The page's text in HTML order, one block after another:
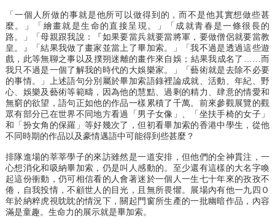
「一個人所做的事就是他所可以做得到的，而不是他其實想做些甚
麼。」「繪畫就是生命的直接呈現。」「成就青春是一條很長的
路。」「母親跟我說：『如果要當兵就要當將軍，要做僧侶就要當教
皇。』「結果我做了畫家並當上了畢加索。」「我不過是透過這些遊
戲，此等無聊之事以及撲朔迷離的畫作來自娛；結果我成名了……而
我只不過是一個了解我的時代的大娛樂家。」「藝術就是去除不必要
的事情。」上述語句分別屬於畢加索語錄裡論成就、活動、年紀、野
心、娛樂及藝術等範疇，因為他的慧黠、過剩的精力、肆意的情愛和
無窮的欲望，語句正如他的作品一樣累積了千萬。前來參觀展覽的觀
眾有部分已在世界不同地方看過「男子女像」、「坐扶手椅的女子」
和「扮女角的保羅」等好幾次了，但初看畢加索的香港中學生，從他
不同時期的作品以及豪情邁語中可能得到些甚麼？
排隊進場的莘莘學子的來訪雖然是一道安排，但他們的全神貫注，一
心想消化和吸納畢加索，仍是叫人感動的。至少還有這樣的大名字喚
起這份衝動，仍可相信看的人會著迷於一個人一生七十年來的孜孜不
倦，自我投情，不顧世人的目光，且無所畏懼。展場內有他一九四Ｏ
年於納粹虎視眈眈的情況下，關起門窗所生產的一批幽暗作品，內容
滿是童趣。生命力的展示就是畢加索。